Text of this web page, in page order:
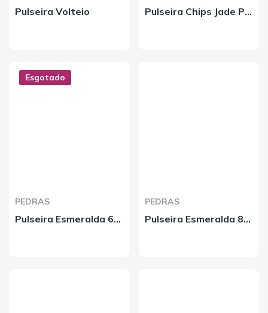
Pulseira Volteio Pulseira Chips Jade Prehnite
Esgotado
PEDRAS
Pulseira Esmeralda 6mm São Bento
PEDRAS
Pulseira Esmeralda 8mm